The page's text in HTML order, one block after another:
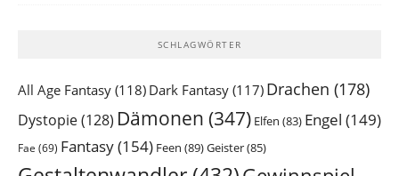
SCHLAGWÖRTER
All Age Fantasy (118) Dark Fantasy (117) Drachen (178)
Dystopie(128) Dämonen (347) Elfen (83) Engel (149)
Fae (69) Fantasy(154) Feen (89)Geister(85)